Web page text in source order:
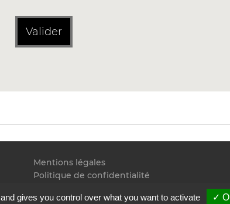
Valider
Mentions légales
Politique de confidentialité
gives you control over what you want to activate ✓